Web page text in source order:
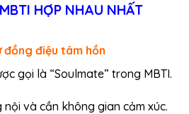
HỢP NHAU NHẤT
đồng điệu tâm hồn
gọi là “Soulmate” trong MBTI.
nội và cần không gian cảm xúc.